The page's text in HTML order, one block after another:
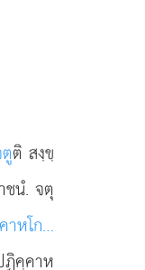
ติ สงฺขฺ
ชนํ. จตุ
าหโก…
ฏิคฺคาห